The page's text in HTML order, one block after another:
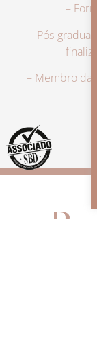
–
– Pós-
– Membro da